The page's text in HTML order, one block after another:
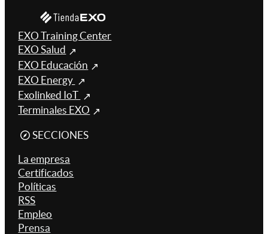
EXO Training Center
EXO Salud
EXO Educación
EXO Energy
Exolinked IoT
Terminales EXO
SECCIONES
La empresa
Certificados
Políticas
RSS
Empleo
Prensa